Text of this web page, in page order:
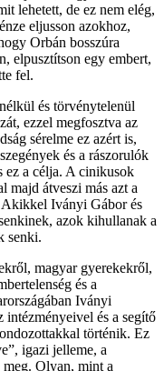
lehetett, de ez nem elég,
eljusson azokhoz,
Orbán bosszúra
elpusztítson egy embert,
fel.
és törvénytelenül
ezzel megfosztva az
sérelme ez azért is,
és a rászorulók
ez a célja. A cinikusok
majd átveszi más azt a
Akikkel Iványi Gábor és
azok kihullanak a
senki.
magyar gyerekekről,
és a
Iványi
intézményeivel és a segítő
történik. Ez
igazi jelleme, a
meg. Olyan, mint a